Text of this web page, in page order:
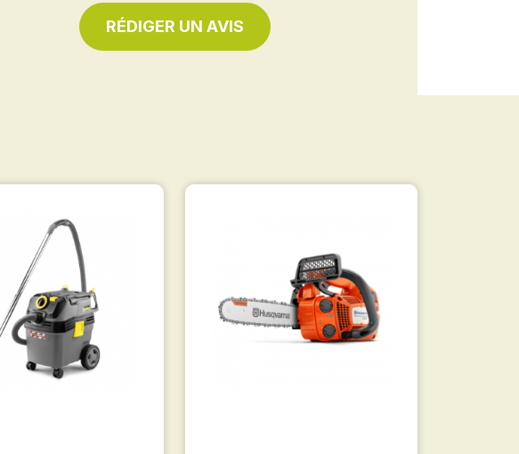
RÉDIGER UN AVIS